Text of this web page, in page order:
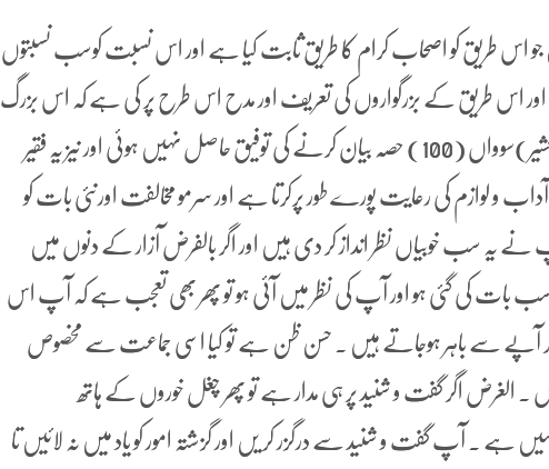
جو اس طریق کو اصحاب کرام کا طریق ثابت کیا ہے اور اس نسبت کوسب نسبتوں
اور اس طریق کے بزرگواروں کی تعریف اور مدح اس طرح پر کی ہے کہ اس بزرگ
خاندان کے خلفاء میں سے کسی کو اس کا (عشر عشیر)سوواں (100) حصہ بیان کرنے کی توفیق حاصل نہیں ہوئی اور نیز یہ فقیر
و لوازم کی رعایت پورے طور پرکرتا ہے اور سرمو مخالفت اورنئی بات کو
یہ سب خوبیاں نظر انداز کر دی ہیں اور اگر بالفرض آزار کے دنوں میں
بات کی گئی ہو اور آپ کی نظر میں آئی ہو تو پھر بھی تعجب ہے کہ آپ اس
کر آپے سے باہر ہوجاتے ہیں ۔ حسن ظن ہے تو کیا اسی جماعت سے مخصوص
الغرض اگر گفت و شنید پر ہی مدار ہے تو پھر چغل خوروں کے ہاتھ
ہے ۔ آپ گفت و شنید سے درگزر کر یں اور گزشتہ امور کو یاد میں نہ لائیں تا